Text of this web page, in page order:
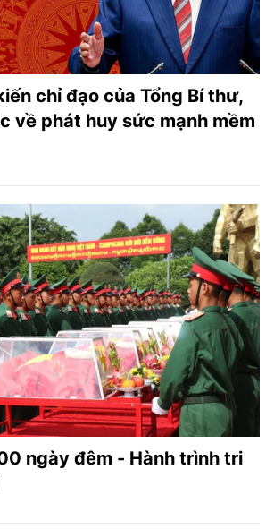
chỉ đạo của Tổng Bí thư,
về phát huy sức mạnh mềm
ngày đêm - Hành trình tri